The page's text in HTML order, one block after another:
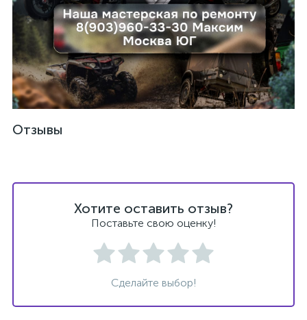
Отзывы
Хотите оставить отзыв?
Поставьте свою оценку!
Сделайте выбор!